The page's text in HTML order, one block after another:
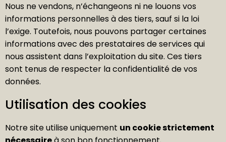
Nous ne vendons, n’échangeons ni ne louons vos
informations personnelles à des tiers, sauf si la loi
l’exige. Toutefois, nous pouvons partager certaines
informations avec des prestataires de services qui
nous assistent dans l’exploitation du site. Ces tiers
sont tenus de respecter la confidentialité de vos
données.
Utilisation des cookies
Notre site utilise uniquement un cookie strictement